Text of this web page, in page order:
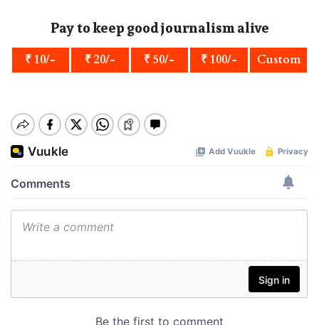
Pay to keep good journalism alive
₹ 10/- ₹ 20/- ₹ 50/- ₹ 100/- Custom